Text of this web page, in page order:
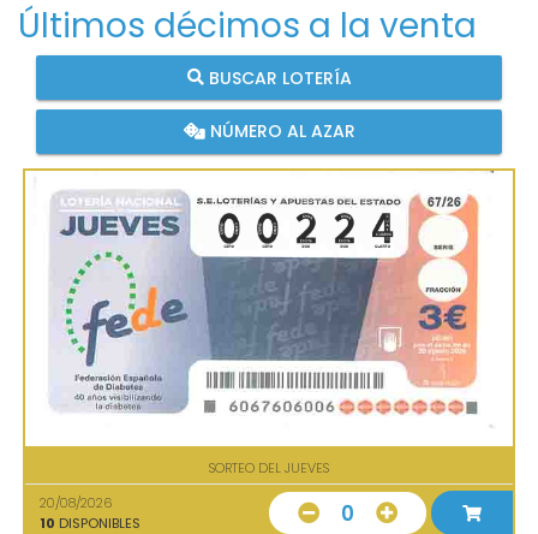
Últimos décimos a la venta
BUSCAR LOTERÍA
NÚMERO AL AZAR
SORTEO DEL JUEVES
20/08/2026
10 DISPONIBLES 0